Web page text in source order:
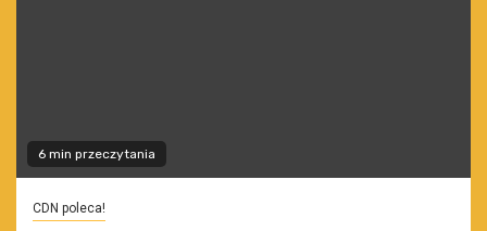
6 min przeczytania
CDN poleca!